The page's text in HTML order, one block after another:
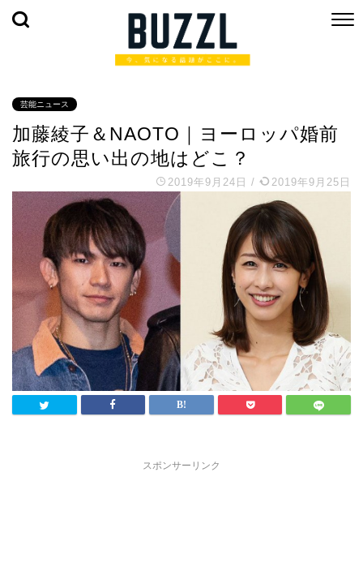
芸能ニュース
加藤綾子＆NAOTO｜ヨーロッパ婚前
旅行の思い出の地はどこ？
2019年9月24日 / 2019年9月25日
スポンサーリンク